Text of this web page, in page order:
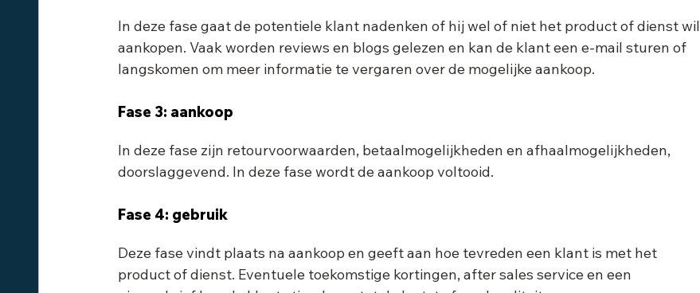
In deze fase gaat de potentiele klant nadenken of hij wel of niet het product of dienst wil
aankopen. Vaak worden reviews en blogs gelezen en kan de klant een e-mail sturen of
langskomen om meer informatie te vergaren over de mogelijke aankoop.
Fase 3: aankoop
In deze fase zijn retourvoorwaarden, betaalmogelijkheden en afhaalmogelijkheden,
doorslaggevend. In deze fase wordt de aankoop voltooid.
Fase 4: gebruik
Deze fase vindt plaats na aankoop en geeft aan hoe tevreden een klant is met het
product of dienst. Eventuele toekomstige kortingen, after sales service en een